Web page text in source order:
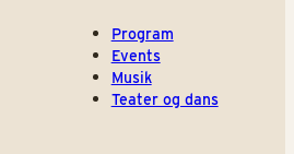
Program
Events
Musik
Teater og dans